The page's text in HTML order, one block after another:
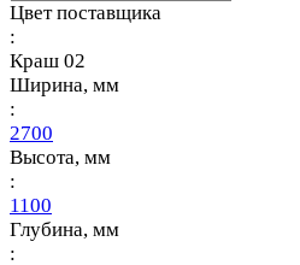
Цвет поставщика
:
Краш 02
Ширина, мм
:
2700
Высота, мм
:
1100
Глубина, мм
: